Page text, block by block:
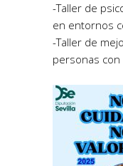
-Taller de
en entornos
-Taller de
personas